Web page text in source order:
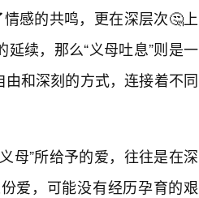
感的共鸣，更在深层次🤔上
续，那么“义母吐息”则是一
和深刻的方式，连接着不同
母”所给予的爱，往往是在深
爱，可能没有经历孕育的艰